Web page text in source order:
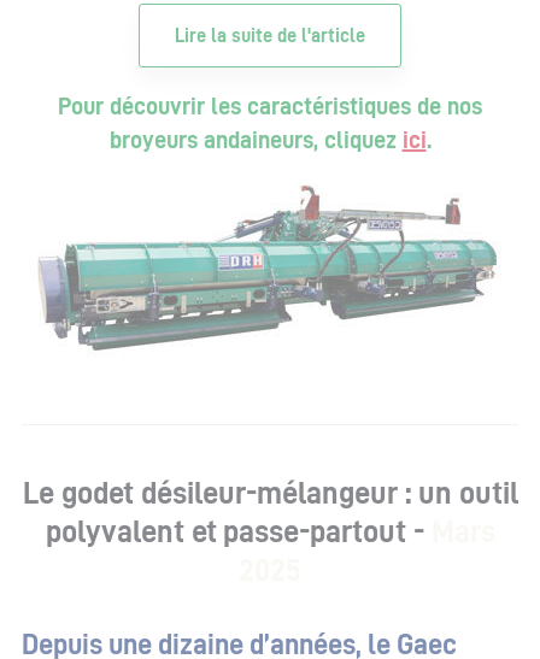
Lire la suite de l'article
Pour découvrir les caractéristiques de nos
broyeurs andaineurs, cliquez ici.
Le godet désileur-mélangeur : un outil
polyvalent et passe-partout -
Depuis une dizaine d’années, le Gaec